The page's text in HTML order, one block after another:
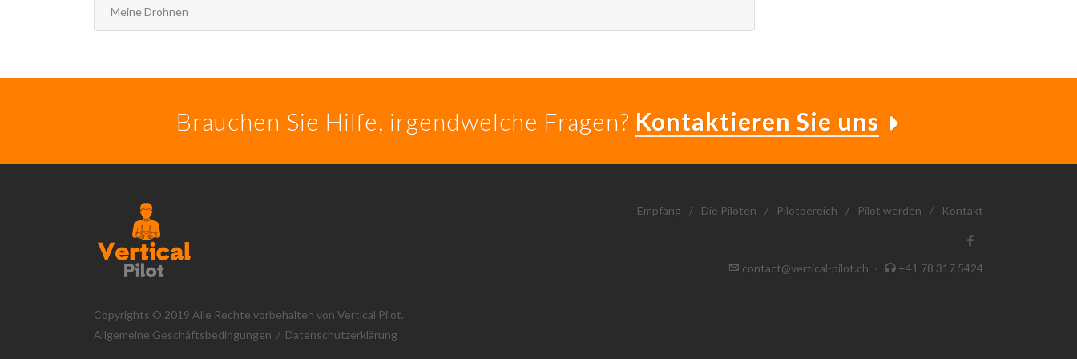
Meine Drohnen
Brauchen Sie Hilfe, irgendwelche Fragen? Kontaktieren Sie uns
Copyrights © 2019 Alle Rechte vorbehalten von Vertical Pilot.
Allgemeine Geschäftsbedingungen / Datenschutzerklärung
Empfang / Die Piloten / Pilotbereich / Pilot werden / Kontakt
contact@vertical-pilot.ch · +41 78 317 5424